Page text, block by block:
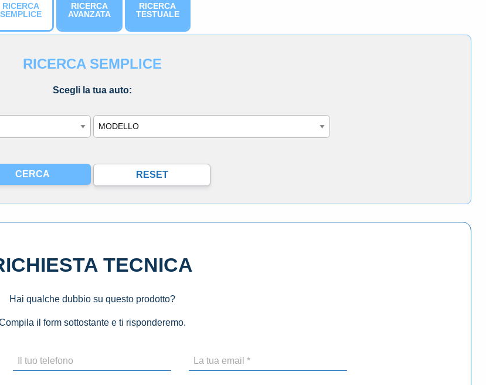
RICERCA
SEMPLICE
RICERCA
AVANZATA
RICERCA
TESTUALE
RICERCA SEMPLICE
Scegli la tua auto:
Modello
TECNICA
Hai qualche dubbio su questo prodotto?
il form sottostante e ti risponderemo.